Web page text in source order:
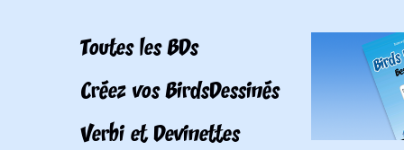
Toutes les BDs
Créez vos BirdsDessinés
Verbi et Devinettes